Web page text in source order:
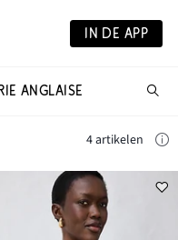
IN DE APP
je?
ANGLAISE
4 artikelen